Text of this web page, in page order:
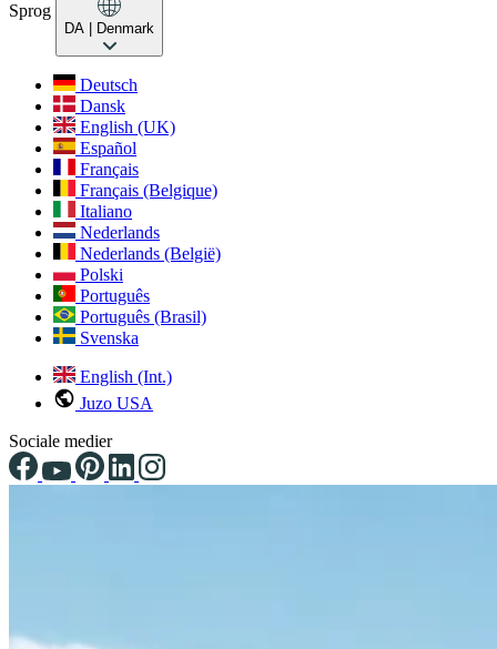
Sprog
DA | Denmark
Deutsch
Dansk
English (UK)
Español
Français
Français (Belgique)
Italiano
Nederlands
Nederlands (België)
Polski
Português
Português (Brasil)
Svenska
English (Int.)
Juzo USA
Sociale medier